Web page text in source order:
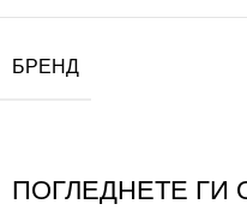
БРЕНД
ПОГЛЕДНЕТЕ ГИ